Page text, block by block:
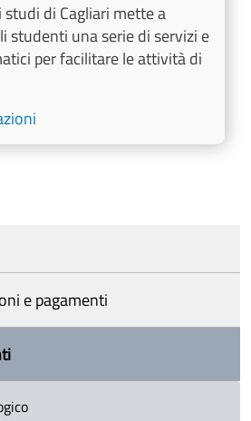
di Cagliari mette a
studenti una serie di servizi e
per facilitare le attività di
e pagamenti